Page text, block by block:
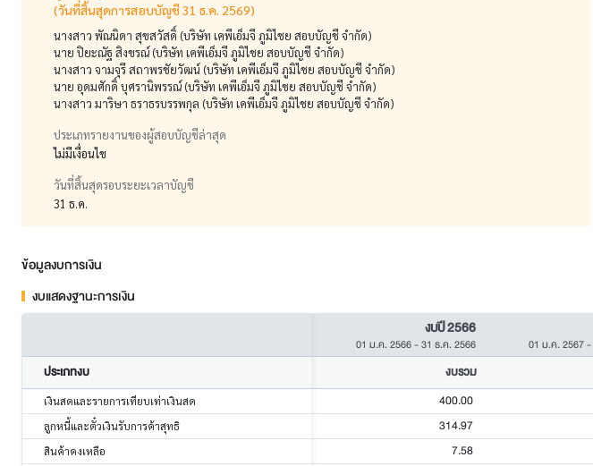
(วันที่สิ้นสุดการสอบบัญชี 31 ธ.ค. 2569)
นางสาว พัณนิดา สุขสวัสดิ์ (บริษัท เคพีเอ็มจี ภูมิไชย สอบบัญชี จำกัด)
นาย ปิยะณัฐ สิงขรณ์ (บริษัท เคพีเอ็มจี ภูมิไชย สอบบัญชี จำกัด)
นางสาว จามจุรี สถาพรชัยวัฒน์ (บริษัท เคพีเอ็มจี ภูมิไชย สอบบัญชี จำกัด)
นาย อุดมศักดิ์ บุศรานิพรรณ์ (บริษัท เคพีเอ็มจี ภูมิไชย สอบบัญชี จำกัด)
นางสาว มาริษา ธราธรบรรพกุล (บริษัท เคพีเอ็มจี ภูมิไชย สอบบัญชี จำกัด)
ประเภทรายงานของผู้สอบบัญชีล่าสุด
ไม่มีเงื่อนไข
วันที่สิ้นสุดรอบระยะเวลาบัญชี
31 ธ.ค.
ข้อมูลงบการเงิน
งบแสดงฐานะการเงิน
งบปี 2566
01 ม.ค. 2566-31 ธ.ค. 2566 01 ม.ค. 2567-
ประเภทงบ งบรวม
เงินสดและรายการเทียบเท่าเงินสด 400.00
ลูกหนี้และตั๋วเงินรับการค้าสุทธิ 314.97
สินค้าคงเหลือ 7.58